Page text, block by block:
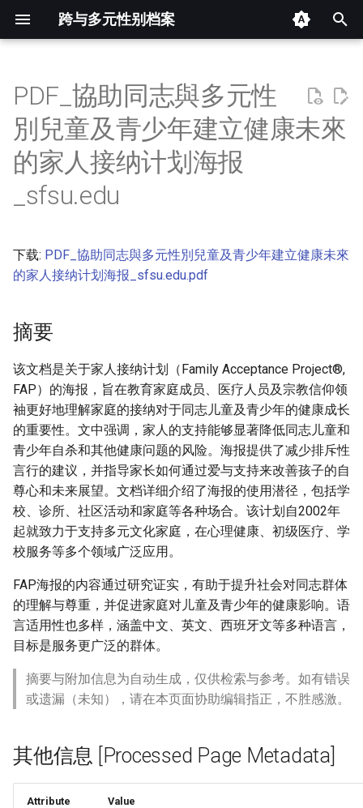
跨与多元性别档案
开
始
摘要
其他信息 [Processed Page
Metadata]
正文
PDF_協助同志與多元性
別兒童及青少年建立健康未來
的家人接纳计划海报
_sfsu.edu
下载: PDF_協助同志與多元性別兒童及青少年建立健康未來
的家人接纳计划海报_sfsu.edu.pdf
摘要
该文档是关于家人接纳计划（Family Acceptance Project®,
FAP）的海报，旨在教育家庭成员、医疗人员及宗教信仰领
袖更好地理解家庭的接纳对于同志儿童及青少年的健康成长
的重要性。文中强调，家人的支持能够显著降低同志儿童和
青少年自杀和其他健康问题的风险。海报提供了减少排斥性
言行的建议，并指导家长如何通过爱与支持来改善孩子的自
尊心和未来展望。文档详细介绍了海报的使用潜径，包括学
校、诊所、社区活动和家庭等各种场合。该计划自2002年
起就致力于支持多元文化家庭，在心理健康、初级医疗、学
校服务等多个领域广泛应用。
FAP海报的内容通过研究证实，有助于提升社会对同志群体
的理解与尊重，并促进家庭对儿童及青少年的健康影响。语
言适用性也多样，涵盖中文、英文、西班牙文等多种语言，
目标是服务更广泛的群体。
摘要与附加信息为自动生成，仅供检索与参考。如有错误
或遗漏（未知），请在本页面协助编辑指正，不胜感激。
其他信息 [Processed Page Metadata]
Attribute Value